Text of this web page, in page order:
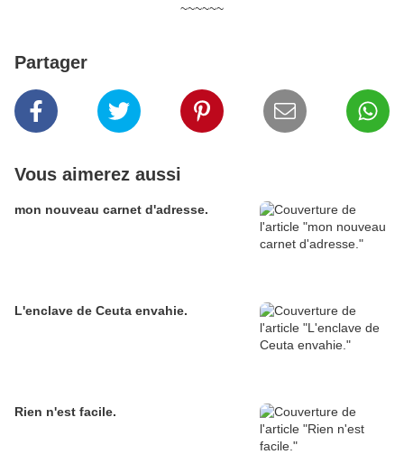
~~~~~~
Partager
Vous aimerez aussi
mon nouveau carnet d'adresse.
L'enclave de Ceuta envahie.
Rien n'est facile.